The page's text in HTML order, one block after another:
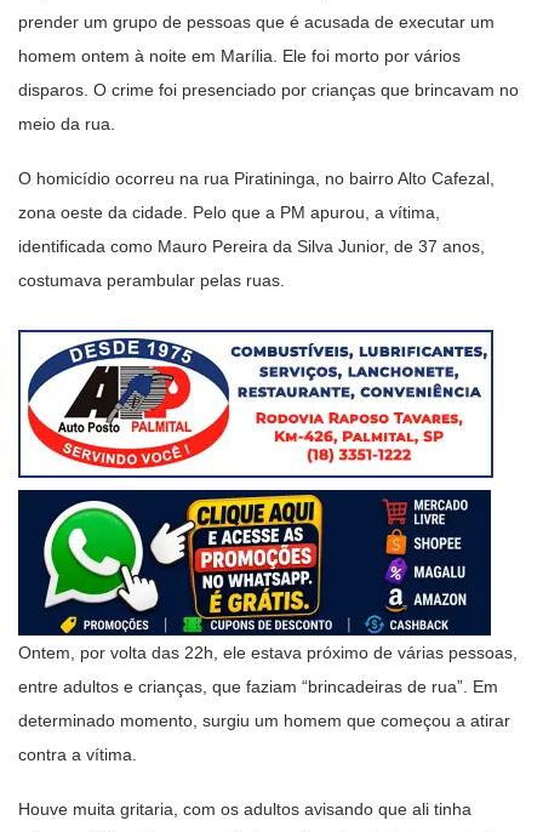
prender um grupo de pessoas que é acusada de executar um
homem ontem à noite em Marília. Ele foi morto por vários
disparos. O crime foi presenciado por crianças que brincavam no
meio da rua.
O homicídio ocorreu na rua Piratininga, no bairro Alto Cafezal,
zona oeste da cidade. Pelo que a PM apurou, a vítima,
identificada como Mauro Pereira da Silva Junior, de 37 anos,
costumava perambular pelas ruas.
Ontem, por volta das 22h, ele estava próximo de várias pessoas,
entre adultos e crianças, que faziam “brincadeiras de rua”. Em
determinado momento, surgiu um homem que começou a atirar
contra a vítima.
Houve muita gritaria, com os adultos avisando que ali tinha